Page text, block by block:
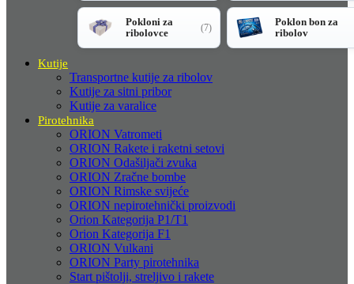
Pokloni za
ribolovce
(7)
Poklon bon za
ribolov
Kutije
Transportne kutije za ribolov
Kutije za sitni pribor
Kutije za varalice
Pirotehnika
ORION Vatrometi
ORION Rakete i raketni setovi
ORION Odašiljači zvuka
ORION Zračne bombe
ORION Rimske svijeće
ORION nepirotehnički proizvodi
Orion Kategorija P1/T1
Orion Kategorija F1
ORION Vulkani
ORION Party pirotehnika
Start pištolji, streljivo i rakete